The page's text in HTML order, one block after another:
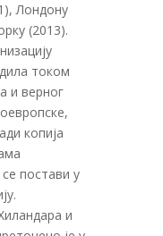
Лондону
(2013).
током
и верног
копија
постави у
и